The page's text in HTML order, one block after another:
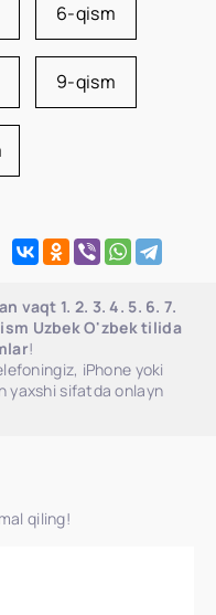
6-qism
9-qism
vaqt 1. 2. 3. 4. 5. 6. 7.
Uzbek O'zbek tilida
!
iPhone yoki
yaxshi sifatda onlayn
qiling!